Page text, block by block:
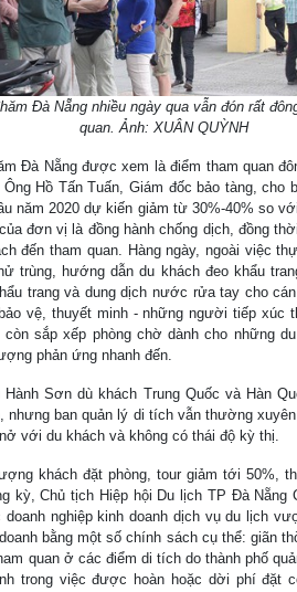
Đà Nẵng nhiều ngày qua vẫn đón rất
quan. Ảnh: XUÂN QUỲNH
Đà Nẵng được xem là điểm tham quan
Hồ Tấn Tuấn, Giám đốc bảo tàng, cho
năm 2020 dự kiến giảm từ 30%-40% so
đơn vị là đồng hành chống dịch, đồng
đến tham quan. Hàng ngày, ngoài việc
trùng, hướng dẫn du khách đeo khẩu
trang và dung dịch nước rửa tay cho
vệ, thuyết minh - những người tiếp xúc
còn sắp xếp phòng chờ dành cho những
phản ứng nhanh đến.
Sơn dù khách Trung Quốc và Hàn
nhưng ban quản lý di tích vẫn thường
với du khách và không có thái độ kỳ thị.
khách đặt phòng, tour giảm tới 50%,
kỳ, Chủ tịch Hiệp hội Du lịch TP Đà Nẵng
nghiệp kinh doanh dịch vụ du lịch
bằng một số chính sách cụ thể: giãn
quan ở các điểm di tích do thành phố
trong việc được hoàn hoặc dời phí đặt